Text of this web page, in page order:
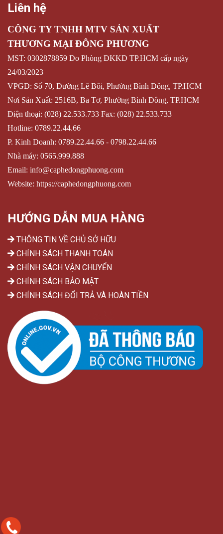
Liên hệ
CÔNG TY TNHH MTV SẢN XUẤT
THƯƠNG MẠI ĐÔNG PHƯƠNG
MST: 0302878859 Do Phòng ĐKKD TP.HCM cấp ngày
24/03/2023
VPGD: Số 70, Đường Lê Bôi, Phường Bình Đông, TP.HCM
Nơi Sản Xuất: 2516B, Ba Tơ, Phường Bình Đông, TP.HCM
Điện thoại: (028) 22.533.733 Fax: (028) 22.533.733
Hotline: 0789.22.44.66
P. Kinh Doanh: 0789.22.44.66 - 0798.22.44.66
Nhà máy: 0565.999.888
Email: info@caphedongphuong.com
Website: https://caphedongphuong.com
HƯỚNG DẪN MUA HÀNG
THÔNG TIN VỀ CHỦ SỞ HỮU
CHÍNH SÁCH THANH TOÁN
CHÍNH SÁCH VẬN CHUYỂN
CHÍNH SÁCH BẢO MẬT
CHÍNH SÁCH ĐỔI TRẢ VÀ HOÀN TIỀN